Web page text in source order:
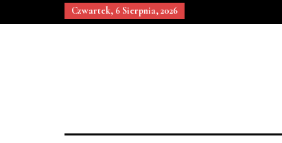
Czwartek, 6 Sierpnia, 2026